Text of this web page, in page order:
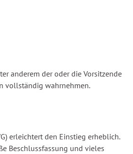
anderem der oder die Vorsitzende
vollständig wahrnehmen.
erleichtert den Einstieg erheblich.
Beschlussfassung und vieles